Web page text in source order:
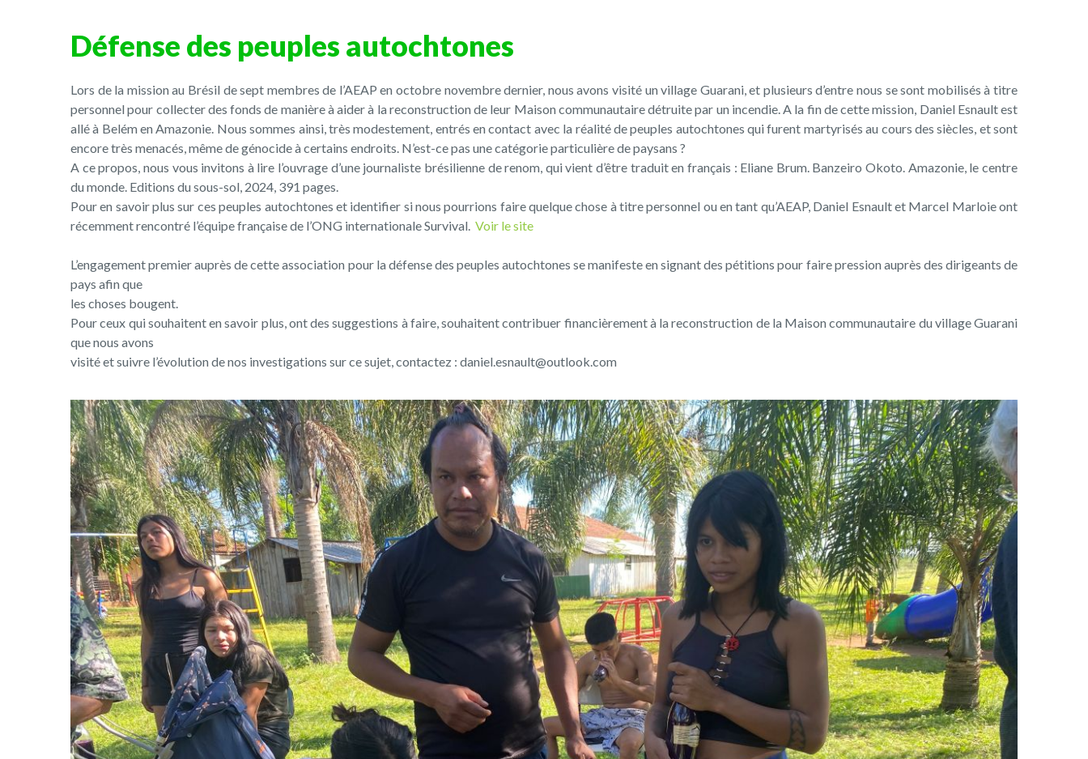
Défense des peuples autochtones
Lors de la mission au Brésil de sept membres de l’AEAP en octobre novembre dernier, nous avons visité un village Guarani, et plusieurs d’entre nous se sont mobilisés à titre
personnel pour collecter des fonds de manière à aider à la reconstruction de leur Maison communautaire détruite par un incendie. A la fin de cette mission, Daniel Esnault est
allé à Belém en Amazonie. Nous sommes ainsi, très modestement, entrés en contact avec la réalité de peuples autochtones qui furent martyrisés au cours des siècles, et sont
encore très menacés, même de génocide à certains endroits. N’est-ce pas une catégorie particulière de paysans ?
A ce propos, nous vous invitons à lire l’ouvrage d’une journaliste brésilienne de renom, qui vient d’être traduit en français : Eliane Brum. Banzeiro Okoto. Amazonie, le centre
du monde. Editions du sous-sol, 2024, 391 pages.
Pour en savoir plus sur ces peuples autochtones et identifier si nous pourrions faire quelque chose à titre personnel ou en tant qu’AEAP, Daniel Esnault et Marcel Marloie ont
récemment rencontré l’équipe française de l’ONG internationale Survival. Voir le site
L’engagement premier auprès de cette association pour la défense des peuples autochtones se manifeste en signant des pétitions pour faire pression auprès des dirigeants de
pays afin que
les choses bougent.
Pour ceux qui souhaitent en savoir plus, ont des suggestions à faire, souhaitent contribuer financièrement à la reconstruction de la Maison communautaire du village Guarani
que nous avons
visité et suivre l’évolution de nos investigations sur ce sujet, contactez : daniel.esnault@outlook.com
Previous Next